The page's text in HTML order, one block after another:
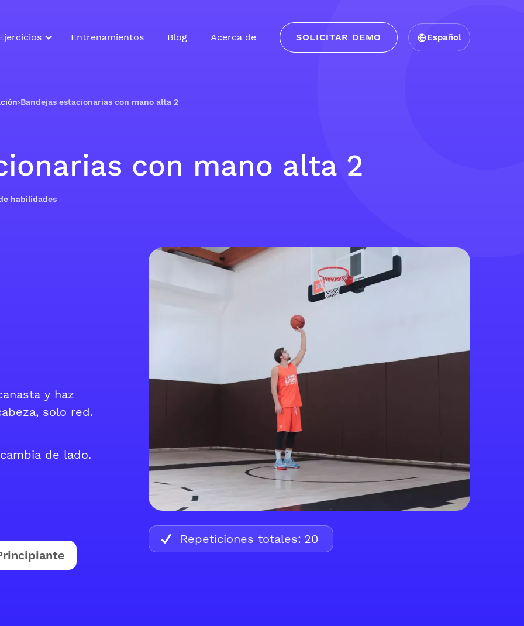
Entrenamientos Blog Acerca de SOLICITAR DEMO Español
›Bandejas estacionarias con mano alta 2
con mano alta 2
habilidades
y haz
solo red.
de lado.
Repeticiones totales: 20